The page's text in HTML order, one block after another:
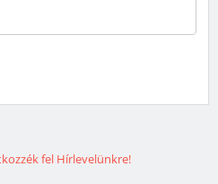
fel Hírlevelünkre!